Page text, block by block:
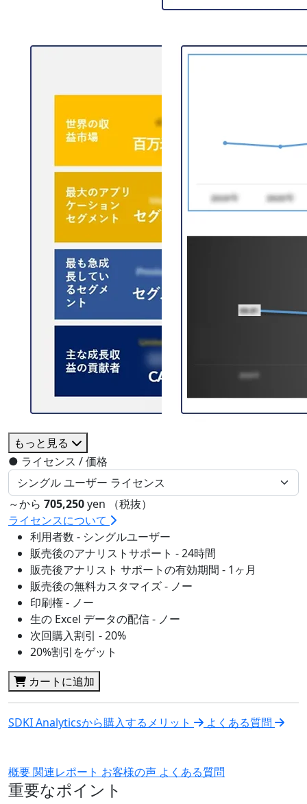
もっと見る
● ライセンス / 価格
～から 705,250yen （税抜）
ライセンスについて
利用者数 - シングルユーザー
販売後のアナリストサポート - 24時間
販売後アナリスト サポートの有効期間 - 1ヶ月
販売後の無料カスタマイズ - ノー
印刷権 - ノー
生の Excel データの配信 - ノー
次回購入割引 - 20%
20%割引をゲット
カートに追加
SDKI Analyticsから購入するメリット よくある質問
概要関連レポート お客様の声 よくある質問
重要なポイント